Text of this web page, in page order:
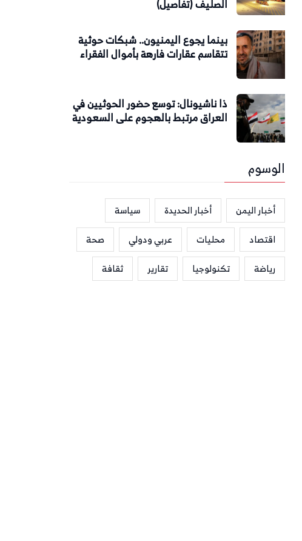
الصليف (تفاصيل)
بينما يجوع اليمنيون.. شبكات حوثية
تتقاسم عقارات فارهة بأموال الفقراء
ذا ناشيونال: توسع حضور الحوثيين في
العراق مرتبط بالهجوم على السعودية
الوسوم
أخبار اليمن أخبار الحديدة
سياسة
اقتصاد
محليات عربي ودولي
صحة
رياضة
تكنولوجيا تقارير ثقافة